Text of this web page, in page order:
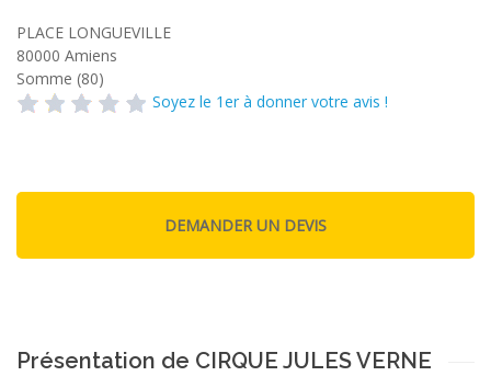
PLACE LONGUEVILLE
80000 Amiens
Somme (80)
Soyez le 1er à donner votre avis !
Présentation de CIRQUE JULES VERNE